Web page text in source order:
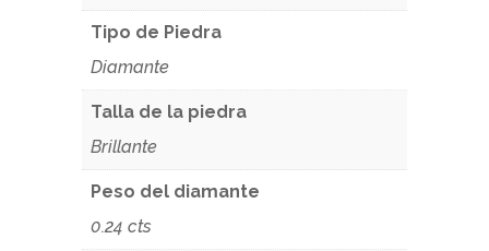
Tipo de Piedra
Diamante
Talla de la piedra
Brillante
Peso del diamante
0.24 cts